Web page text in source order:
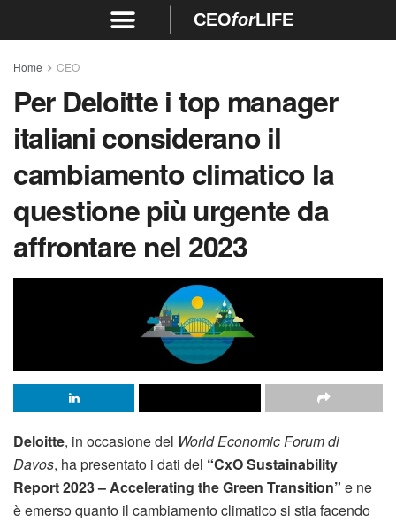
CEOforLIFE
Home CEO
Per Deloitte i top manager
italiani considerano il
cambiamento climatico la
questione più urgente da
affrontare nel 2023
Deloitte, in occasione del World Economic Forum di
Davos, ha presentato i dati del “CxO Sustainability
Report 2023 – Accelerating the Green Transition” e ne
è emerso quanto il cambiamento climatico si stia facendo